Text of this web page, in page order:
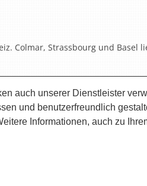
auch unserer Dienstleister
und benutzerfreundlich
Informationen, auch zu
Colmar, Strassbourg und Basel
Krozingen| Am Kurpark 1 | D-